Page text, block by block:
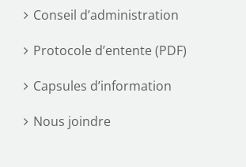
Conseil d’administration
Protocole d’entente (PDF)
Capsules d’information
Nous joindre